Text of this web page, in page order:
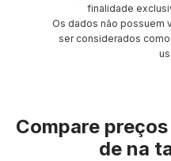
finalidade
Os dados não possuem
ser considerados
Compare
de na